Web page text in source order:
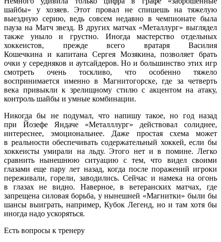
шайбы» у хозяев. Этот провал не спишешь на тяжелую
выездную серию, ведь совсем недавно в чемпионате была
пауза на Матч звезд. В других матчах «Металлург» выглядел
также уныло и грустно. Иногда мастерство отдельных
хоккеистов, прежде всего вратаря Василия
Кошечкина и капитана Сергея Мозякина, позволяет брать
очки у середняков и аутсайдеров. Но и большинство этих игр
смотреть очень тоскливо, что особенно тяжело
воспринимается именно в Магнитогорске, где за четверть
века привыкли к зрелищному стилю с акцентом на атаку,
контроль шайбы и умные комбинации.
Никогда бы не подумал, что напишу такое, но год назад
при Йозефе Яндаче «Металллург» действовал солиднее,
интереснее, эмоциональнее. Даже простая схема может
в реальности обеспечивать содержательный хоккей, если бы
хоккеисты умирали на льду. Этого нет и в помине. Легко
сравнить нынешнюю ситуацию с тем, что видел своими
глазами еще пару лет назад, когда после поражений игроки
переживали, горели, заводились. Сейчас и намека на огонь
в глазах не видно. Наверное, в ветеранских матчах, где
запрещена силовая борьба, у нынешней «Магнитки» были бы
шансы выиграть, например, Кубок Легенд, но и там хотя бы
иногда надо ускоряться.
Есть вопросы к тренеру